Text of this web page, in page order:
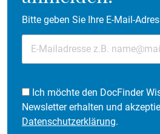
Bitte geben Sie Ihre E-Mail-
Ich möchte den DocFinder
Newsletter erhalten und
Datenschutzerklärung.